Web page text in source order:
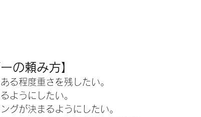
の頼み方】
る程度重さを残したい。
ようにしたい。
グが決まるようにしたい。